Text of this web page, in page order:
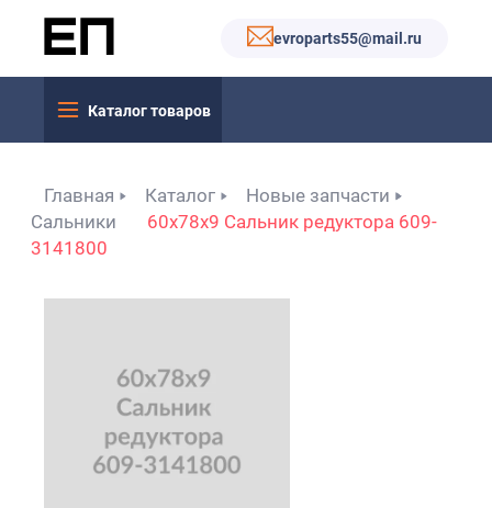
evroparts55@mail.ru
Каталог товаров
Главная Каталог
Новые запчасти
Сальники
60x78x9 Сальник редуктора 609-
3141800